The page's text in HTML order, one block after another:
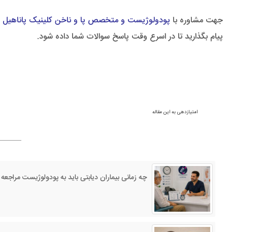
جهت مشاوره با پودولوژیست و متخصص پا و ناخنکلینیک
پیام بگذارید تا در اسرع وقت پاسخ سوالات شما داده شود.
امتیازدهی به این مقاله
چه زمانی بیماران دیابتی باید به پودولوژیست